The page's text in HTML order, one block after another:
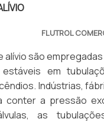
FLUTROL
alívio são
estáveis em
Indústrias,
conter a pressão
as